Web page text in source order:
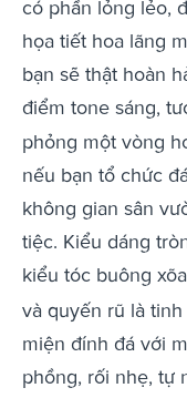
có phần lỏng lẻo,
họa tiết hoa lãng
bạn sẽ thật hoàn
điểm tone sáng,
phỏng một vòng
nếu bạn tổ chức
không gian sân
tiệc. Kiểu dáng
kiểu tóc buông
và quyến rũ là
miện đính đá với
phồng, rối nhẹ, tự